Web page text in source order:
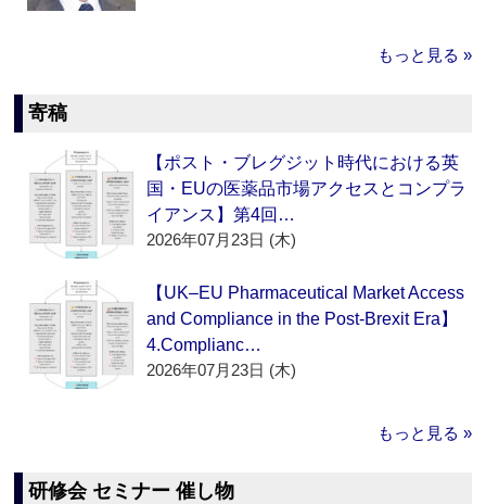
もっと見る »
寄稿
【ポスト・ブレグジット時代における英
国・EUの医薬品市場アクセスとコンプラ
イアンス】第4回…
2026年07月23日 (木)
【UK–EU Pharmaceutical Market Access
and Compliance in the Post-Brexit Era】
4.Complianc…
2026年07月23日 (木)
もっと見る »
研修会 セミナー 催し物